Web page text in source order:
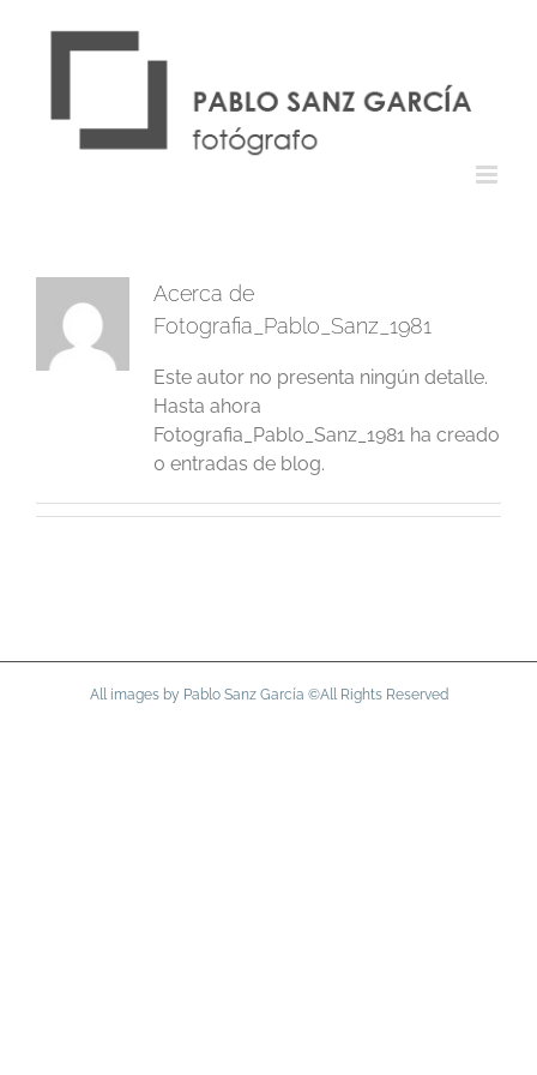
Acerca de
Fotografia_Pablo_Sanz_1981
Este autor no presenta ningún detalle.
Hasta ahora
Fotografia_Pablo_Sanz_1981 ha creado
0 entradas de blog.
All images by Pablo Sanz García ©All Rights Reserved